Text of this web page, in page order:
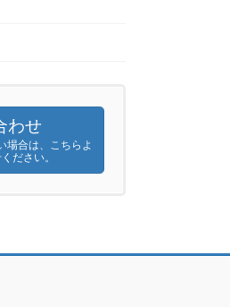
わせ
場合は、こちらよ
ださい。